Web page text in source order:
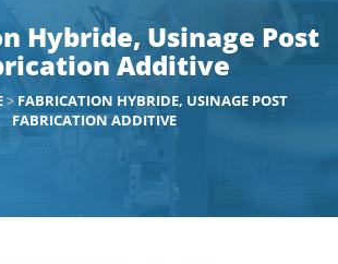
Hybride, Usinage Post
Additive
> FABRICATION HYBRIDE, USINAGE POST
FABRICATION ADDITIVE